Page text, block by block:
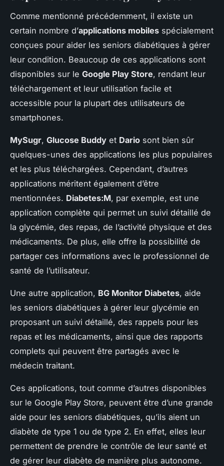
Comme mentionné précédemment, il existe un
certain nombre d’applications mobiles spécialement
conçues pour aider les seniors diabétiques à gérer
leur condition. Beaucoup de ces applications sont
disponibles sur le Google Play Store, rendant leur
téléchargement et leur utilisation facile et
accessible pour la plupart des utilisateurs de
smartphones.
MySugr, Glucose Buddy et Dario sont bien sûr
quelques-unes des applications les plus populaires
et les plus téléchargées. Cependant, d’autres
applications méritent également d’être
mentionnées. Diabetes:M, par exemple, est une
application complète qui permet un suivi détaillé de
la glycémie, des repas, de l’activité physique et des
médicaments. De plus, elle offre la possibilité de
partager ces informations avec le professionnel de
santé de l’utilisateur.
Une autre application, BG Monitor Diabetes, aide
les seniors diabétiques à gérer leur glycémie en
proposant un suivi détaillé, des rappels pour les
repas et les médicaments, ainsi que des rapports
complets qui peuvent être partagés avec le
médecin traitant.
Ces applications, tout comme d’autres disponibles
sur le Google Play Store, peuvent être d’une grande
aide pour les seniors diabétiques, qu’ils aient un
diabète de type 1 ou de type 2. En effet, elles leur
permettent de prendre le contrôle de leur santé et
de gérer leur diabète de manière plus autonome.